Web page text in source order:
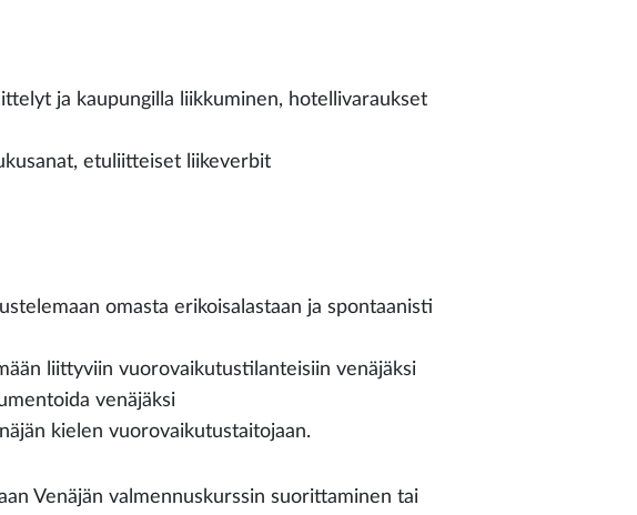
ja kaupungilla liikkuminen, hotellivaraukset
etuliitteiset liikeverbit
omasta erikoisalastaan ja spontaanisti
liittyviin vuorovaikutustilanteisiin venäjäksi
venäjäksi
kielen vuorovaikutustaitojaan.
Venäjän valmennuskurssin suorittaminen tai